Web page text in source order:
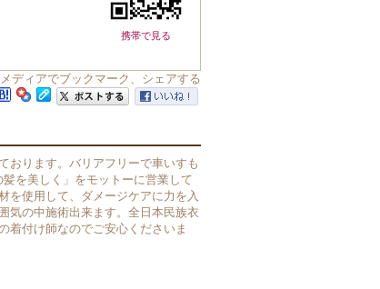
携帯で見る
ディアでブックマーク、シェアする
おります。バリアフリーで車いすも
を美しく」をモットーに営業して
を使用して、ダメージケアに力を入
気の中施術出来ます。全日本民族衣
着付け師なのでご安心くださいま